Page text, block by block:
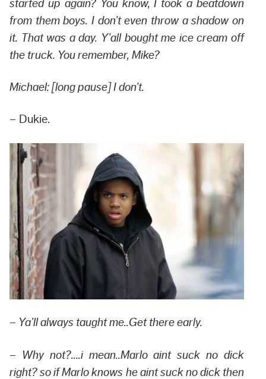
started up again? You know, I took a beatdown
from them boys. I don’t even throw a shadow on
it. That was a day. Y’all bought me ice cream off
the truck. You remember, Mike?
Michael: [long pause] I don’t.
– Dukie.
– Ya’ll always taught me..Get there early.
– Why not?….i mean..Marlo aint suck no dick
right? so if Marlo knows he aint suck no dick then